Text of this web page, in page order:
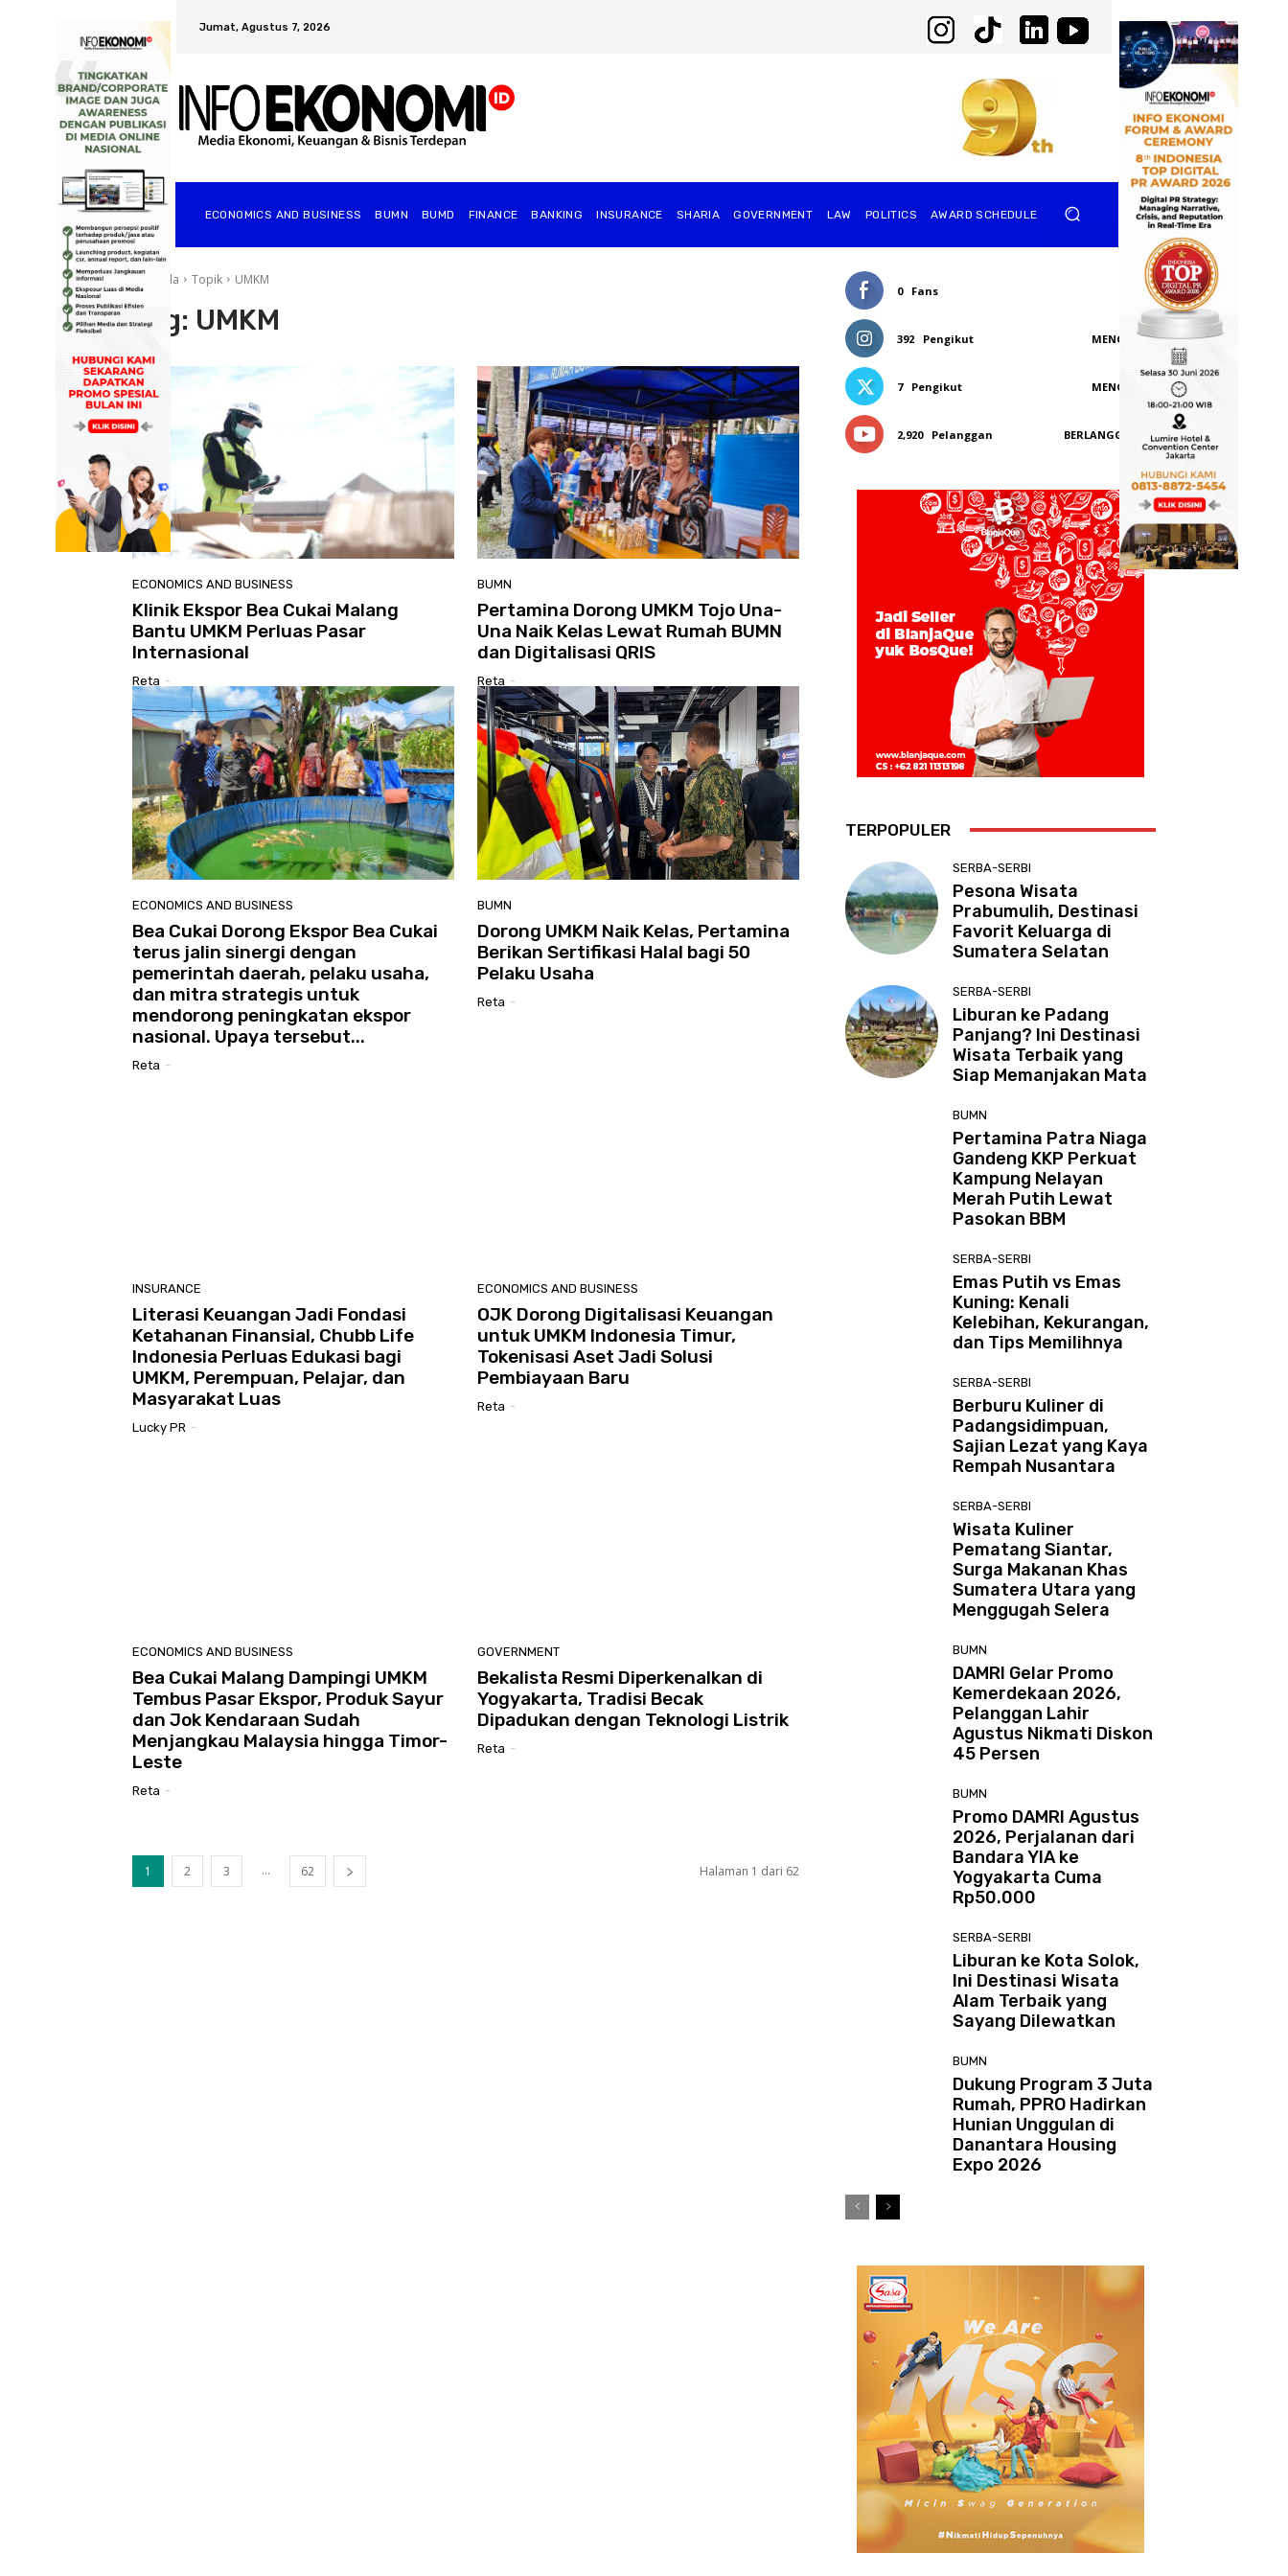
Jumat, Agustus 7, 2026
ECONOMICS AND BUSINESS BUMN BUMD FINANCE BANKING INSURANCE SHARIA GOVERNMENT ⁠LAW POLITICS AWARD SCHEDULE
Beranda Topik UMKM
Tag: UMKM
ECONOMICS AND BUSINESS
Klinik Ekspor Bea Cukai Malang
Bantu UMKM Perluas Pasar
Internasional
Reta -
BUMN
Pertamina Dorong UMKM Tojo Una-
Una Naik Kelas Lewat Rumah BUMN
dan Digitalisasi QRIS
Reta -
ECONOMICS AND BUSINESS
Bea Cukai Dorong Ekspor Bea Cukai
terus jalin sinergi dengan
pemerintah daerah, pelaku usaha,
dan mitra strategis untuk
mendorong peningkatan ekspor
nasional. Upaya tersebut...
Reta -
BUMN
Dorong UMKM Naik Kelas, Pertamina
Berikan Sertifikasi Halal bagi 50
Pelaku Usaha
Reta -
INSURANCE
Literasi Keuangan Jadi Fondasi
Ketahanan Finansial, Chubb Life
Indonesia Perluas Edukasi bagi
UMKM, Perempuan, Pelajar, dan
Masyarakat Luas
Lucky PR -
ECONOMICS AND BUSINESS
OJK Dorong Digitalisasi Keuangan
untuk UMKM Indonesia Timur,
Tokenisasi Aset Jadi Solusi
Pembiayaan Baru
Reta -
ECONOMICS AND BUSINESS
Bea Cukai Malang Dampingi UMKM
Tembus Pasar Ekspor, Produk Sayur
dan Jok Kendaraan Sudah
Menjangkau Malaysia hingga Timor-
Leste
Reta -
GOVERNMENT
Bekalista Resmi Diperkenalkan di
Yogyakarta, Tradisi Becak
Dipadukan dengan Teknologi Listrik
Reta -
1 2 3 ... 62 Halaman 1 dari 62
0 Fans SUKA
392 Pengikut MENGIKUTI
7 Pengikut MENGIKUTI
2,920 Pelanggan BERLANGGANAN
TERPOPULER
SERBA-SERBI
Pesona Wisata
Prabumulih, Destinasi
Favorit Keluarga di
Sumatera Selatan
SERBA-SERBI
Liburan ke Padang
Panjang? Ini Destinasi
Wisata Terbaik yang
Siap Memanjakan Mata
BUMN
Pertamina Patra Niaga
Gandeng KKP Perkuat
Kampung Nelayan
Merah Putih Lewat
Pasokan BBM
SERBA-SERBI
Emas Putih vs Emas
Kuning: Kenali
Kelebihan, Kekurangan,
dan Tips Memilihnya
SERBA-SERBI
Berburu Kuliner di
Padangsidimpuan,
Sajian Lezat yang Kaya
Rempah Nusantara
SERBA-SERBI
Wisata Kuliner
Pematang Siantar,
Surga Makanan Khas
Sumatera Utara yang
Menggugah Selera
BUMN
DAMRI Gelar Promo
Kemerdekaan 2026,
Pelanggan Lahir
Agustus Nikmati Diskon
45 Persen
BUMN
Promo DAMRI Agustus
2026, Perjalanan dari
Bandara YIA ke
Yogyakarta Cuma
Rp50.000
SERBA-SERBI
Liburan ke Kota Solok,
Ini Destinasi Wisata
Alam Terbaik yang
Sayang Dilewatkan
BUMN
Dukung Program 3 Juta
Rumah, PPRO Hadirkan
Hunian Unggulan di
Danantara Housing
Expo 2026